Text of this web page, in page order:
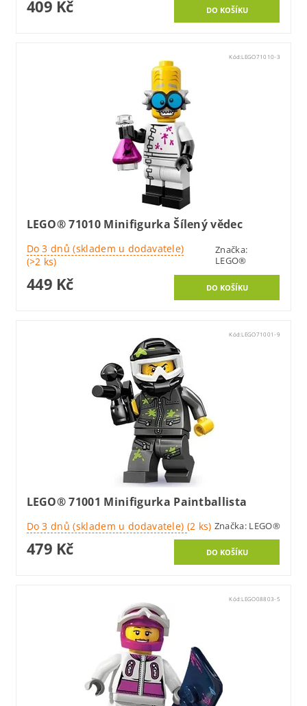
409 Kč
Kód:LEGO71010-3
LEGO® 71010 Minifigurka Šílený vědec
Do 3 dnů (skladem u dodavatele)
(>2 ks)
Značka:
LEGO®
449 Kč
Kód:LEGO71001-9
LEGO® 71001 Minifigurka Paintballista
Do 3 dnů (skladem u dodavatele) (2 ks) Značka: LEGO®
479 Kč
Kód:LEGO08803-5